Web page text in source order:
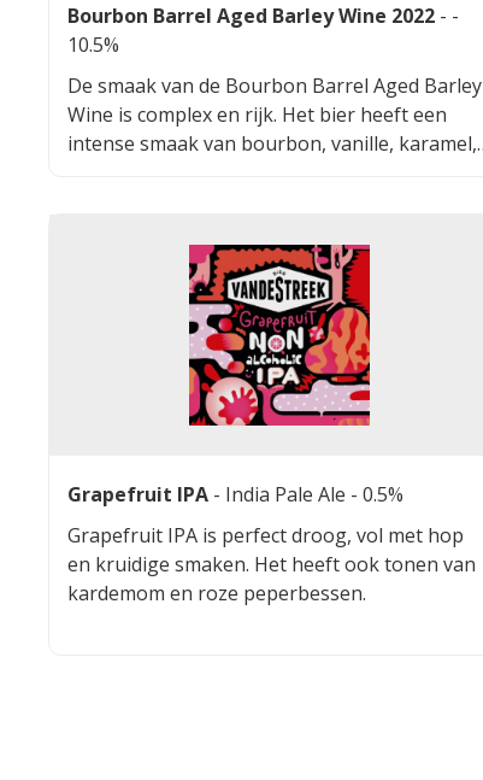
Bourbon Barrel Aged Barley Wine 2022 - -
10.5%
De smaak van de Bourbon Barrel Aged Barley
Wine is complex en rijk. Het bier heeft een
intense smaak van bourbon, vanille, karamel,
Grapefruit IPA - India Pale Ale - 0.5%
Grapefruit IPA is perfect droog, vol met hop
en kruidige smaken. Het heeft ook tonen van
kardemom en roze peperbessen.